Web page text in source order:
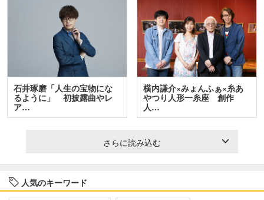
石井琢磨「人生の宝物にな
るように」 初披露曲やレ
ア…
横内謙介×みょんふぁ×糸あ
やつり人形一糸座 創作
人…
さらに読み込む
人気のキーワード